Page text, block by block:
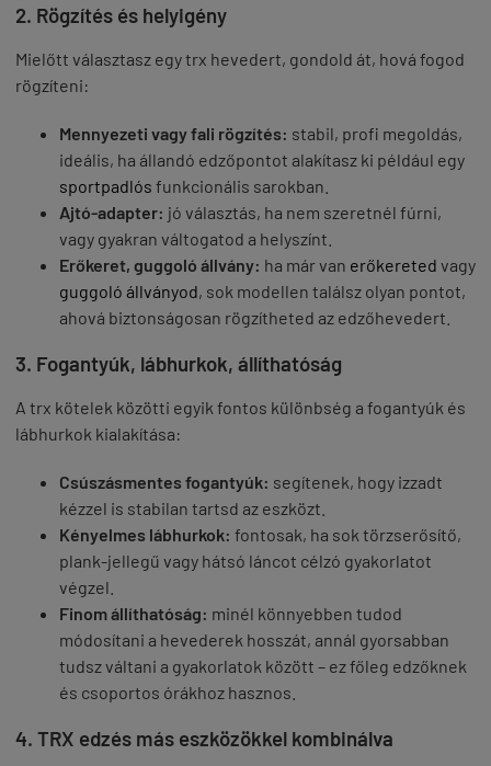
2. Rögzítés és helyigény
Mielőtt választasz egy trx hevedert, gondold át, hová fogod
rögzíteni:
Mennyezeti vagy fali rögzítés: stabil, profi megoldás,
ideális, ha állandó edzőpontot alakítasz ki például egy
sportpadlós funkcionális sarokban.
Ajtó-adapter: jó választás, ha nem szeretnél fúrni,
vagy gyakran váltogatod a helyszínt.
Erőkeret, guggoló állvány: ha már van erőkereted vagy
guggoló állványod, sok modellen találsz olyan pontot,
ahová biztonságosan rögzítheted az edzőhevedert.
3. Fogantyúk, lábhurkok, állíthatóság
A trx kötelek közötti egyik fontos különbség a fogantyúk és
lábhurkok kialakítása:
Csúszásmentes fogantyúk: segítenek, hogy izzadt
kézzel is stabilan tartsd az eszközt.
Kényelmes lábhurkok: fontosak, ha sok törzserősítő,
plank-jellegű vagy hátsó láncot célzó gyakorlatot
végzel.
Finom állíthatóság: minél könnyebben tudod
módosítani a hevederek hosszát, annál gyorsabban
tudsz váltani a gyakorlatok között – ez főleg edzőknek
és csoportos órákhoz hasznos.
4. TRX edzés más eszközökkel kombinálva